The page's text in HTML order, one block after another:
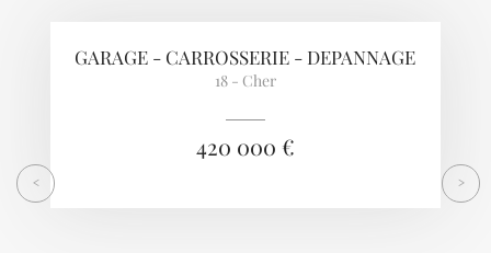
GARAGE - CARROSSERIE - DEPANNAGE
18 - Cher
420 000 €
< >